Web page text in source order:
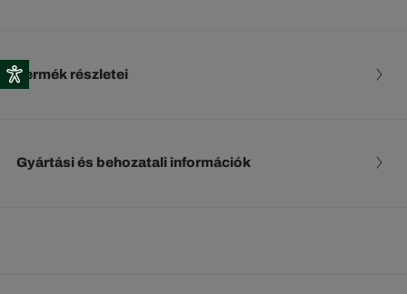
Termék részletei
Gyártási és behozatali információk